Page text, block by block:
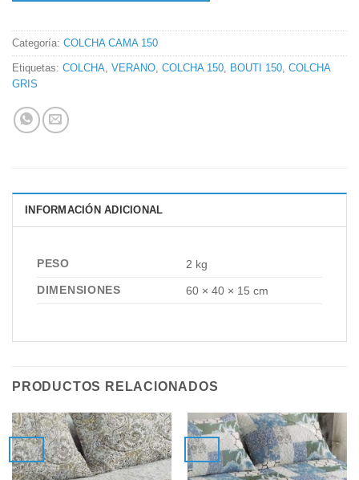
Categoría: COLCHA CAMA 150
Etiquetas: COLCHA, VERANO, COLCHA 150, BOUTI 150, COLCHA
GRIS
INFORMACIÓN ADICIONAL
PESO
2 kg
DIMENSIONES
60 × 40 × 15 cm
PRODUCTOS RELACIONADOS